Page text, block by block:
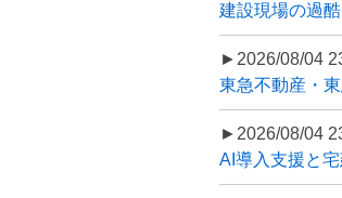
建設現場の過
►2026/08/04
東急不動産・
►2026/08/04
AI導入支援と